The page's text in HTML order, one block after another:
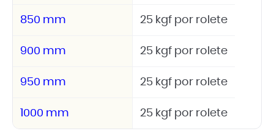
850 mm 25 kgf por rolete
900 mm 25 kgf por rolete
950 mm 25 kgf por rolete
1000 mm 25 kgf por rolete